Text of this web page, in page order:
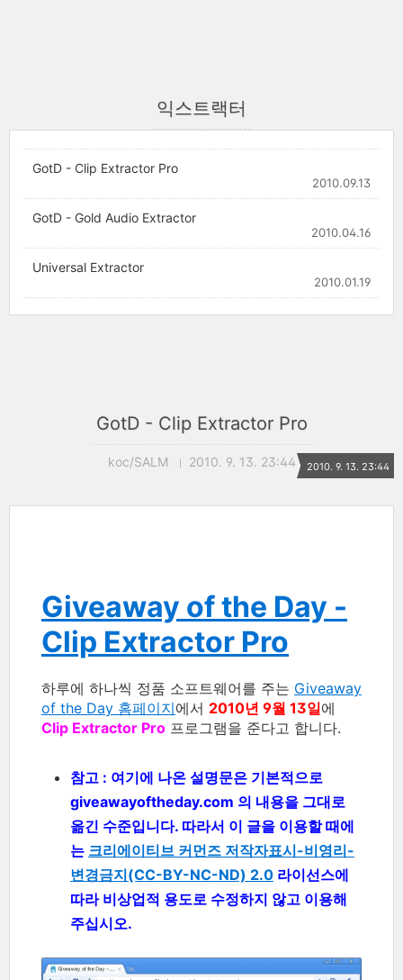
익스트랙터
GotD - Clip Extractor Pro
2010.09.13
GotD - Gold Audio Extractor
2010.04.16
Universal Extractor
2010.01.19
GotD - Clip Extractor Pro
koc/SALM 2010. 9. 13. 23:44 2010. 9. 13. 23:44
Giveaway of the Day -
Clip Extractor Pro
하루에 하나씩 정품 소프트웨어를 주는 Giveaway
of the Day 홈페이지에서 2010년 9월 13일에
Clip Extractor Pro 프로그램을 준다고 합니다.
참고 : 여기에 나온 설명문은 기본적으로
giveawayoftheday.com 의 내용을 그대로
옮긴 수준입니다. 따라서 이 글을 이용할 때에
는 크리에이티브 커먼즈 저작자표시-비영리-
변경금지(CC-BY-NC-ND) 2.0 라이선스에
따라 비상업적 용도로 수정하지 않고 이용해
주십시오.